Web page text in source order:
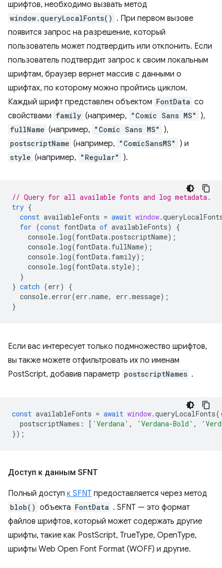
шрифтов, необходимо вызвать метод
window.queryLocalFonts() . При первом вызове
появится запрос на разрешение, который
пользователь может подтвердить или отклонить. Если
пользователь подтвердит запрос к своим локальным
шрифтам, браузер вернет массив с данными о
шрифтах, по которому можно пройтись циклом.
Каждый шрифт представлен объектом FontData со
свойствами family (например, "Comic Sans MS" ),
fullName (например, "Comic Sans MS" ),
postscriptName (например, "ComicSansMS" ) и
style (например, "Regular" ).
// Query for all available fonts and log metadata.
try {
const availableFonts = await window.
for (const fontData of availableFonts)
{
console. log(fontData.postscriptName);
console. log(fontData. fullName);
console. log(fontData. family);
console. log(fontData. style);
}
} catch (err)
{
console. error(err .name, err .message);
}
Если вас интересует только подмножество шрифтов,
вы также можете отфильтровать их по именам
PostScript, добавив параметр postscriptNames .
const availableFonts = await window.queryLocalFonts
postscriptNames : [ 'Verdana' , 'Verdana-Bold' ,
});
Доступ к данным SFNT
Полный доступ к SFNT предоставляется через метод
blob() объекта FontData . SFNT — это формат
файлов шрифтов, который может содержать другие
шрифты, такие как PostScript, TrueType, OpenType,
шрифты Web Open Font Format (WOFF) и другие.